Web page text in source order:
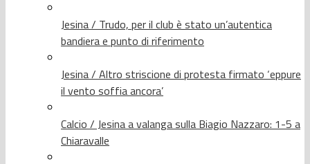
Jesina / Trudo, per il club è stato un’autentica
bandiera e punto di riferimento
Jesina / Altro striscione di protesta firmato ‘eppure
il vento soffia ancora’
Calcio / Jesina a valanga sulla Biagio Nazzaro: 1-5 a
Chiaravalle